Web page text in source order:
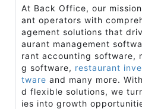
At Back Office, our
ant operators with
agement solutions that
aurant management
rant accounting software,
g software, restaurant
tware and many more.
d flexible solutions, we
ies into growth